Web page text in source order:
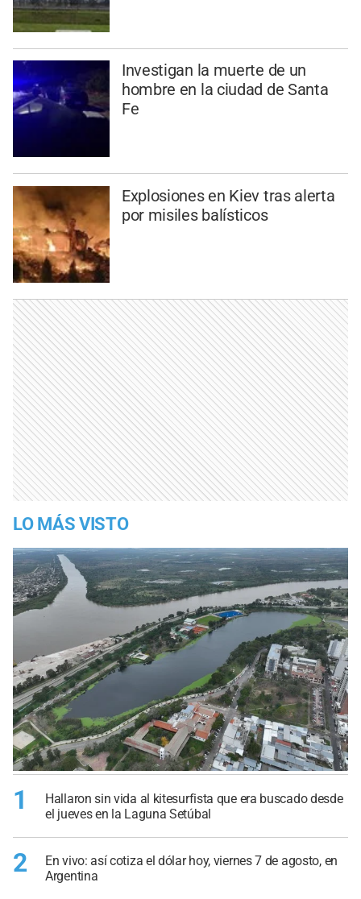
Investigan la muerte de un
hombre en la ciudad de Santa
Fe
Explosiones en Kiev tras alerta
por misiles balísticos
LO MÁS VISTO
1
Hallaron sin vida al kitesurfista que era buscado desde
el jueves en la Laguna Setúbal
2
En vivo: así cotiza el dólar hoy, viernes 7 de agosto, en
Argentina